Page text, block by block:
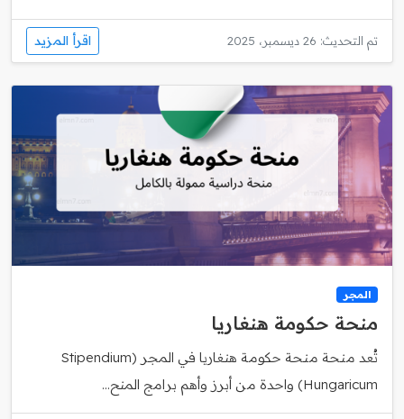
تم التحديث: 26 ديسمبر، 2025 اقرأ المزيد
المجر
منحة حكومة هنغاريا
تُعد منحة منحة حكومة هنغاريا في المجر (Stipendium
Hungaricum) واحدة من أبرز وأهم برامج المنح...